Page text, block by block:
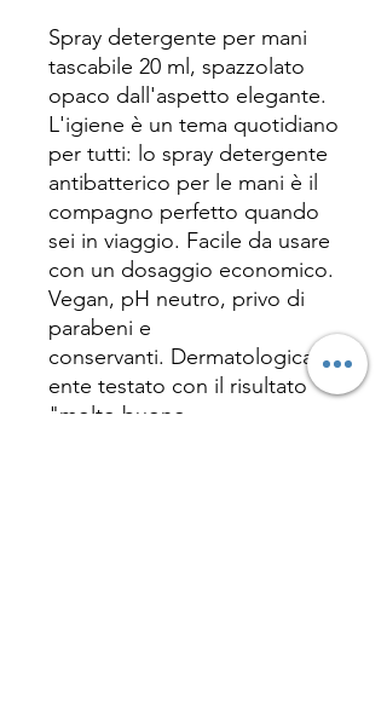
Spray detergente per mani
tascabile 20 ml, spazzolato
opaco dall'aspetto elegante.
L'igiene è un tema quotidiano
per tutti: lo spray detergente
antibatterico per le mani è il
compagno perfetto quando
sei in viaggio. Facile da usare
con un dosaggio economico.
Vegan, pH neutro, privo di
parabeni e
conservanti. Dermatologicam
ente testato con il risultato
"molto buono.